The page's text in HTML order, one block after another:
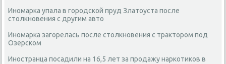
Иномарка упала в городской пруд Златоуста после
столкновения с другим авто
Иномарка загорелась после столкновения с трактором под
Озерском
Иностранца посадили на 16,5 лет за продажу наркотиков в